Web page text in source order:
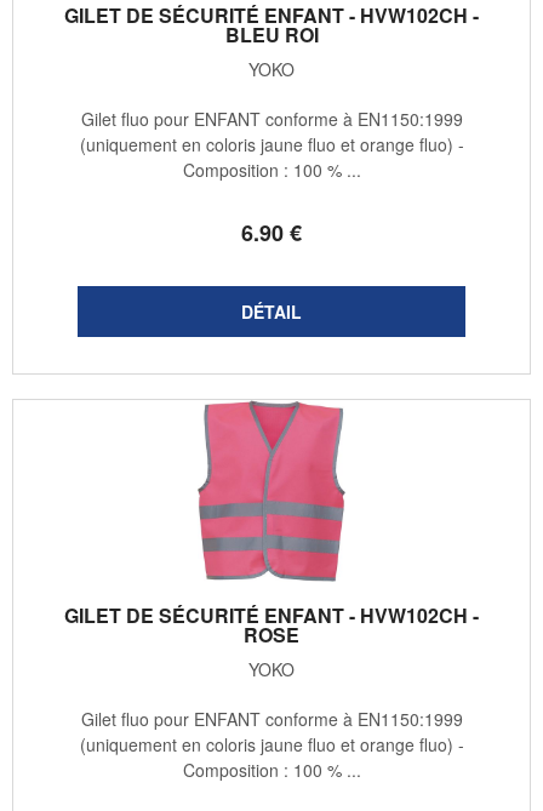
GILET DE SÉCURITÉ ENFANT - HVW102CH -
BLEU ROI
YOKO
6.90€
Gilet fluo pour ENFANT conforme à EN1150:1999
(uniquement en coloris jaune fluo et orange fluo) -
Composition : 100 % ...
GILET DE SÉCURITÉ ENFANT - HVW102CH -
ROSE
YOKO
Gilet fluo pour ENFANT conforme à EN1150:1999
(uniquement en coloris jaune fluo et orange fluo) -
Composition : 100 % ...